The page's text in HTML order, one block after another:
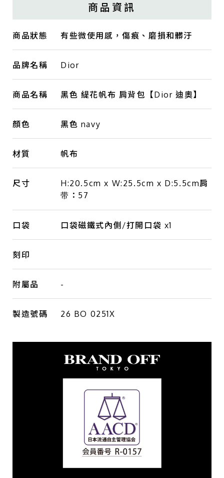
商品資訊
商品狀態 有些微使用感，傷痕、磨損和髒汙
品牌名稱 Dior
商品名稱 黑色 緹花帆布 肩背包【Dior 迪奧】
顏色 黑色 navy
材質 帆布
尺寸
H:20.5cm x W:25.5cm x D:5.5cm肩
带：57
口袋 口袋磁鐵式內側/打開口袋 x1
刻印
附屬品 -
製造號碼 26 BO 0251X